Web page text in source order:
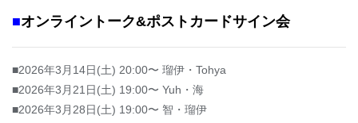
■オンライントーク&ポストカードサイン会
■2026年3月14日(土) 20:00〜 瑠伊・Tohya
■2026年3月21日(土) 19:00〜 Yuh・海
■2026年3月28日(土) 19:00〜 智・瑠伊